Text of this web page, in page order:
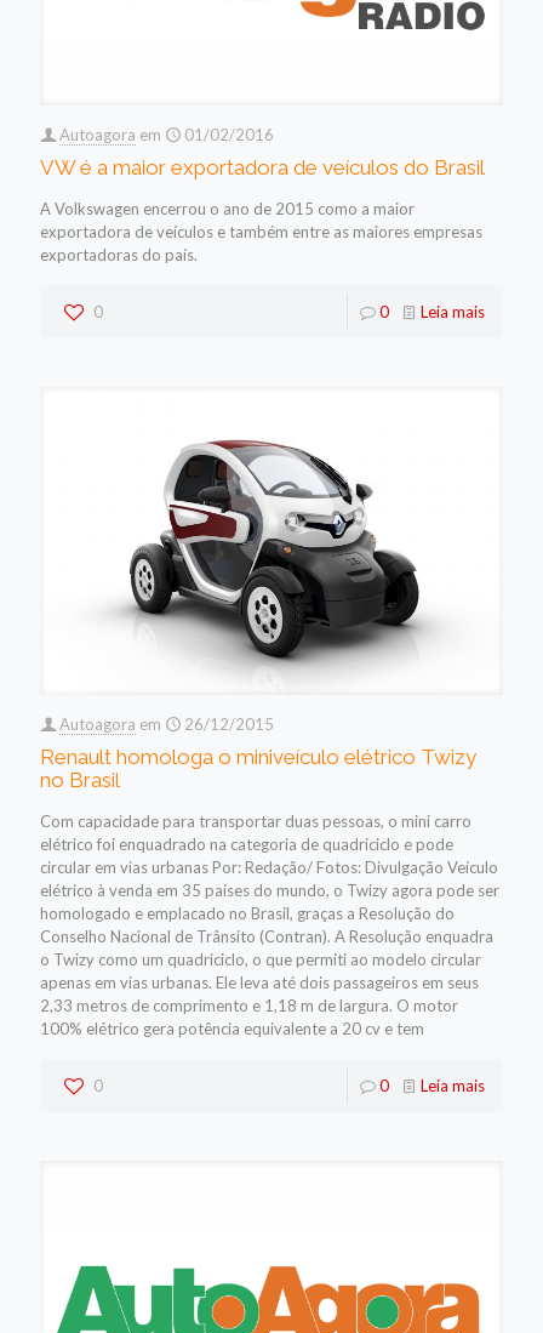
Autoagora em 01/02/2016
VW é a maior exportadora de veículos do Brasil
A Volkswagen encerrou o ano de 2015 como a maior
exportadora de veículos e também entre as maiores empresas
exportadoras do país.
0 0 Leia mais
Autoagora em 26/12/2015
Renault homologa o miniveículo elétrico Twizy
no Brasil
Com capacidade para transportar duas pessoas, o mini carro
elétrico foi enquadrado na categoria de quadriciclo e pode
circular em vias urbanas Por: Redação/ Fotos: Divulgação Veículo
elétrico à venda em 35 países do mundo, o Twizy agora pode ser
homologado e emplacado no Brasil, graças a Resolução do
Conselho Nacional de Trânsito (Contran). A Resolução enquadra
o Twizy como um quadriciclo, o que permiti ao modelo circular
apenas em vias urbanas. Ele leva até dois passageiros em seus
2,33 metros de comprimento e 1,18 m de largura. O motor
100% elétrico gera potência equivalente a 20 cv e tem
0 0 Leia mais